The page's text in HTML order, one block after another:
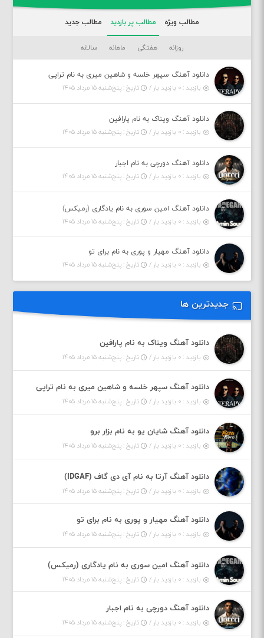
مطالب ویژه مطالب پر بازدید مطالب جدید
روزانه هفتگی ماهانه سالانه
دانلود آهنگ سپهر خلسه و شاهین میری به نام تراپی
بازدید : ۰ بازدید بار /
تاریخ : پنج‌شنبه ۱۵ مرداد ۱۴۰۵
دانلود آهنگ ویناک به نام پارافین
بازدید : ۰ بازدید بار /
تاریخ : پنج‌شنبه ۱۵ مرداد ۱۴۰۵
دانلود آهنگ دورچی به نام اجبار
بازدید : ۰ بازدید بار /
تاریخ : پنج‌شنبه ۱۵ مرداد ۱۴۰۵
دانلود آهنگ امین سوری به نام یادگاری (رمیکس)
بازدید : ۰ بازدید بار /
تاریخ : پنج‌شنبه ۱۵ مرداد ۱۴۰۵
دانلود آهنگ مهیار و پوری به نام برای تو
بازدید : ۰ بازدید بار /
تاریخ : پنج‌شنبه ۱۵ مرداد ۱۴۰۵
جدیدترین ها
دانلود آهنگ ویناک به نام پارافین
بازدید : ۰ بازدید بار / تاریخ : پنج‌شنبه ۱۵ مرداد ۱۴۰۵
دانلود آهنگ سپهر خلسه و شاهین میری به نام تراپی
بازدید : ۰ بازدید بار / تاریخ : پنج‌شنبه ۱۵ مرداد ۱۴۰۵
دانلود آهنگ شایان یو به نام بزار برو
بازدید : ۰ بازدید بار / تاریخ : پنج‌شنبه ۱۵ مرداد ۱۴۰۵
دانلود آهنگ آرتا به نام آی دی گاف (IDGAF)
بازدید : ۰ بازدید بار / تاریخ : پنج‌شنبه ۱۵ مرداد ۱۴۰۵
دانلود آهنگ مهیار و پوری به نام برای تو
بازدید : ۰ بازدید بار / تاریخ : پنج‌شنبه ۱۵ مرداد ۱۴۰۵
دانلود آهنگ امین سوری به نام یادگاری (رمیکس)
بازدید : ۰ بازدید بار / تاریخ : پنج‌شنبه ۱۵ مرداد ۱۴۰۵
دانلود آهنگ دورچی به نام اجبار
بازدید : ۰ بازدید بار / تاریخ : پنج‌شنبه ۱۵ مرداد ۱۴۰۵